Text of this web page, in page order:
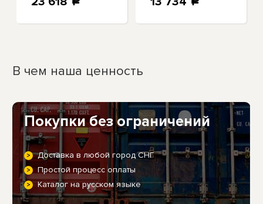
В чем наша ценность
Покупки без ограничений
Доставка в любой город СНГ
Простой процесс оплаты
Каталог на русском языке